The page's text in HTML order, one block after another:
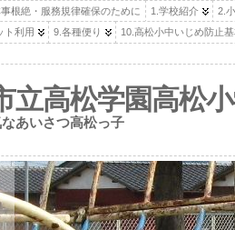
根絶・服務規律確保のために 1.学校紹介
2.
ト利用 9.各種便り
10.高松小中いじめ防止
立高松学園高松
あいさつ高松っ子